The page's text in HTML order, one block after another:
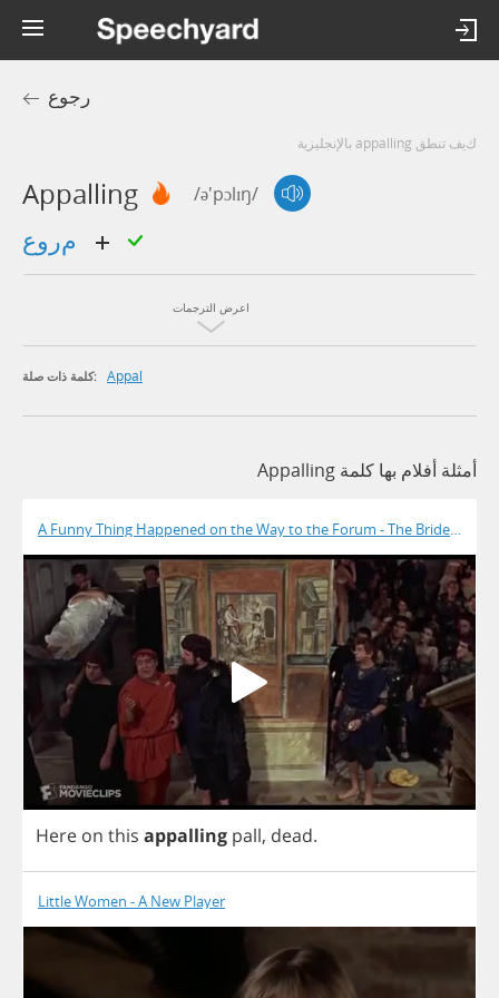
رجوع
كيف تنطق appalling بالإنجليزية
Appalling /ə'pɔlɪŋ/
اعرض الترجمات
كلمة ذات صلة: Appal
أمثلة أفلام بها كلمة Appalling
A Funny Thing Happened on the Way to the Forum - The Bride Is
Here on this appalling pall, dead.
Little Women - A New Player